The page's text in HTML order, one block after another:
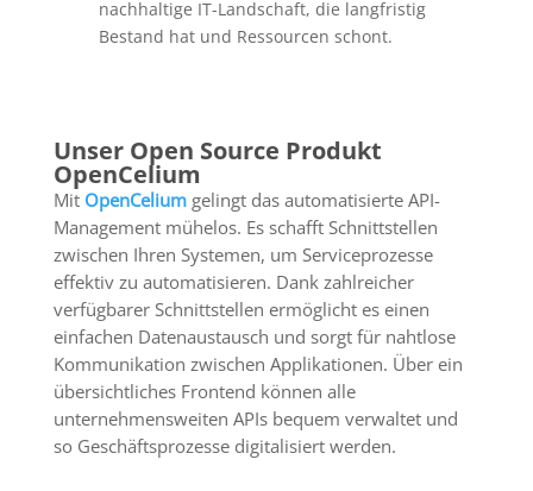
nachhaltige IT-Landschaft, die langfristig
Bestand hat und Ressourcen schont.
Unser Open Source Produkt
OpenCelium
Mit OpenCeliumgelingt das automatisierte API-
Management mühelos. Es schafft Schnittstellen
zwischen Ihren Systemen, um Serviceprozesse
effektiv zu automatisieren. Dank zahlreicher
verfügbarer Schnittstellen ermöglicht es einen
einfachen Datenaustausch und sorgt für nahtlose
Kommunikation zwischen Applikationen. Über ein
übersichtliches Frontend können alle
unternehmensweiten APIs bequem verwaltet und
so Geschäftsprozesse digitalisiert werden.